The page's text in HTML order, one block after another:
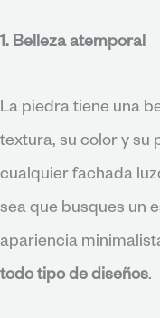
1. Belleza atemporal
La piedra tiene una
textura, su color y su
cualquier fachada
sea que busques un
apariencia
todo tipo de diseños.